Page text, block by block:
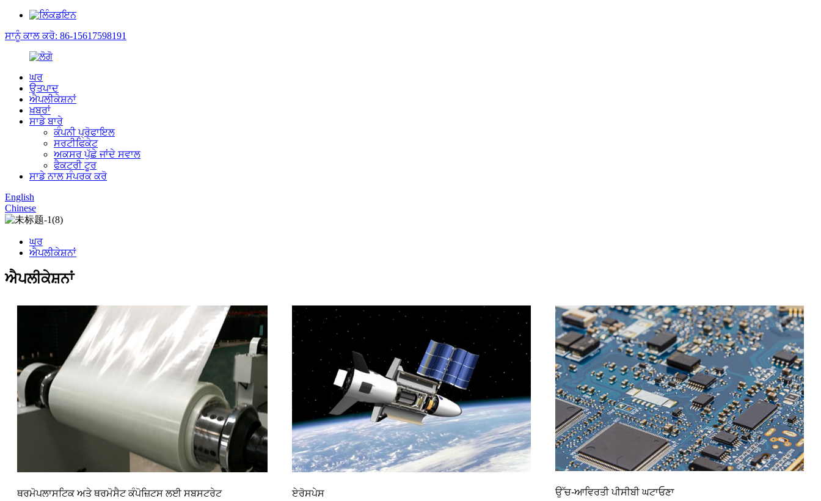
ਸਾਨੂੰ ਕਾਲ ਕਰੋ: 86-15617598191
ਘਰ
ਉਤਪਾਦ
ਐਪਲੀਕੇਸ਼ਨਾਂ
ਖ਼ਬਰਾਂ
ਸਾਡੇ ਬਾਰੇ
ਕੰਪਨੀ ਪ੍ਰੋਫਾਇਲ
ਸਰਟੀਫਿਕੇਟ
ਅਕਸਰ ਪੁੱਛੇ ਜਾਂਦੇ ਸਵਾਲ
ਫੈਕਟਰੀ ਟੂਰ
ਸਾਡੇ ਨਾਲ ਸੰਪਰਕ ਕਰੋ
English
Chinese
ਘਰ
ਐਪਲੀਕੇਸ਼ਨਾਂ
ਐਪਲੀਕੇਸ਼ਨਾਂ
ਥਰਮੋਪਲਾਸਟਿਕ ਅਤੇ ਥਰਮੋਸੈਟ ਕੰਪੋਜ਼ਿਟਸ ਲਈ ਸਬਸਟਰੇਟ ਏਰੋਸਪੇਸ ਉੱਚ-ਆਵਿਰਤੀ ਪੀਸੀਬੀ ਘਟਾਓਣਾ